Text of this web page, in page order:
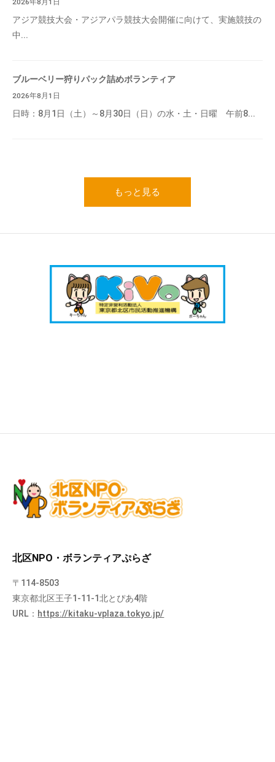
アジア競技大会・アジアパラ競技大会開催に向けて、実施競技の
中...
ブルーベリー狩りパック詰めボランティア
2026年8月1日
日時：8月1日（土）～8月30日（日）の水・土・日曜 午前8...
もっと見る
北区NPO・ボランティアぷらざ
〒114-8503
東京都北区王子1-11-1北とぴあ4階
URL： https://kitaku-vplaza.tokyo.jp/